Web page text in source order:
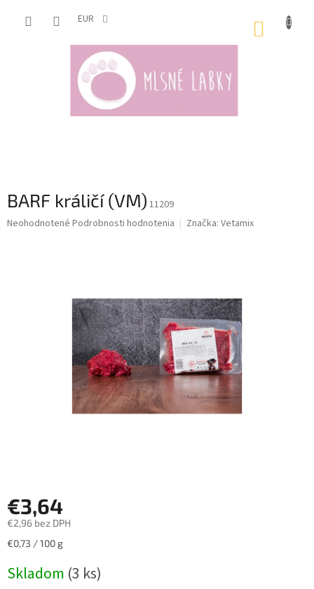
EUR
BARF králičí (VM) 11209
Priemerné
Neohodnotené Podrobnosti hodnotenia Značka: Vetamix
€3,64
€2,96 bez DPH
Jednotková
€0,73 / 100 g
Skladom (3 ks)